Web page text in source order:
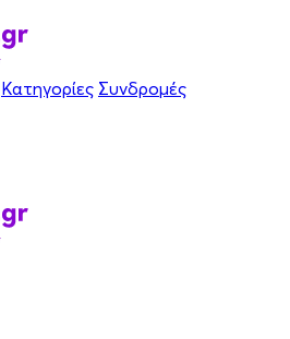
Κατηγορίες Συνδρομές